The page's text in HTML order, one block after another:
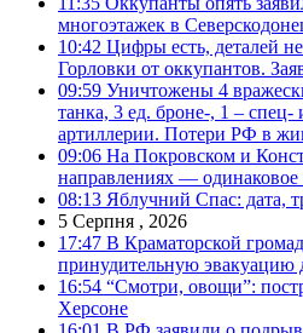
многоэтажек в
10:42 Цифры есть, деталей
Горловки от оккупантов.
09:59 Уничтожены 4
танка, 3 ед. броне-, 1 –
артиллерии. Потери РФ в
09:06 На Покровском и
направлениях — одинаковое
08:13 Яблучний Спас: дата,
5 Серпня , 2026
17:47 В Краматорской
принудительную эвакуацию
16:54 “Смотри, овощи”:
Херсоне